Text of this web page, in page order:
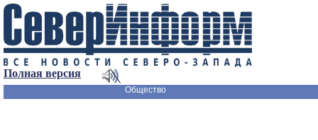
Полная версия
Общество